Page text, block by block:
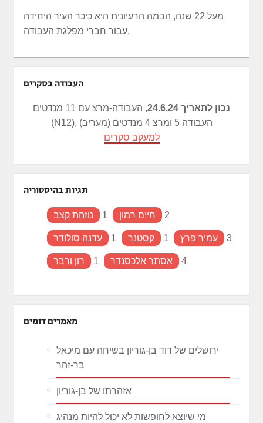
מעל 22 שנה, הבמה הרעיונית היא כיכר העיר היחידה
עבור חברי מפלגת העבודה.
העבודה בסקרים
נכון לתאריך 24.6.24
, העבודה-מרצ עם 11 מנדטים
(N12), העבודה 5 ומרצ 4 מנדטים (מעריב)
למעקב סקרים
תגיות בהיסטוריה
נוזהת קצב 1 חיים רמון 2
עדנה סולודר 1 קסטנר 1 עמיר פרץ 3
רון ורבר 1 אסתר אלכסנדר 4
מאמרים דומים
ירושלים של דוד בן-גוריון בשיחה עם מיכאל
בר-זהר
אזהרתו של בן-גוריון
מי שיוצא לחופשות לא יכול להיות מנהיג